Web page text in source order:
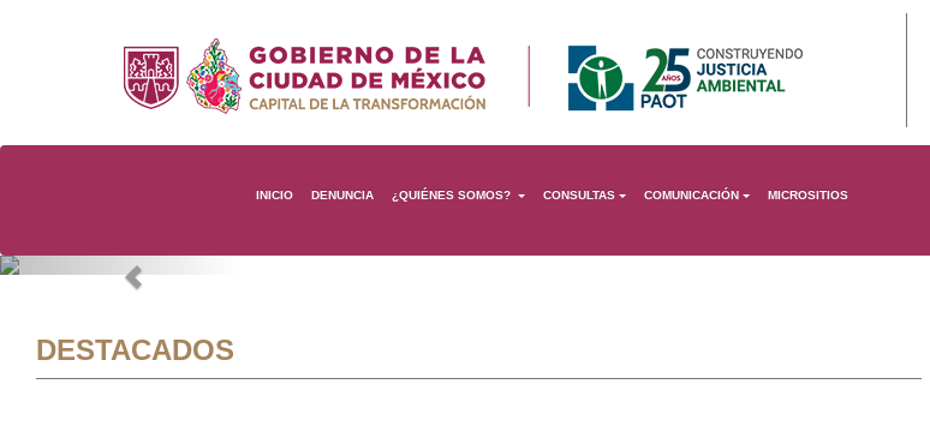
INICIO DENUNCIA ¿QUIÉNES SOMOS? CONSULTAS COMUNICACIÓN MICROSITIOS
Previous
DESTACADOS